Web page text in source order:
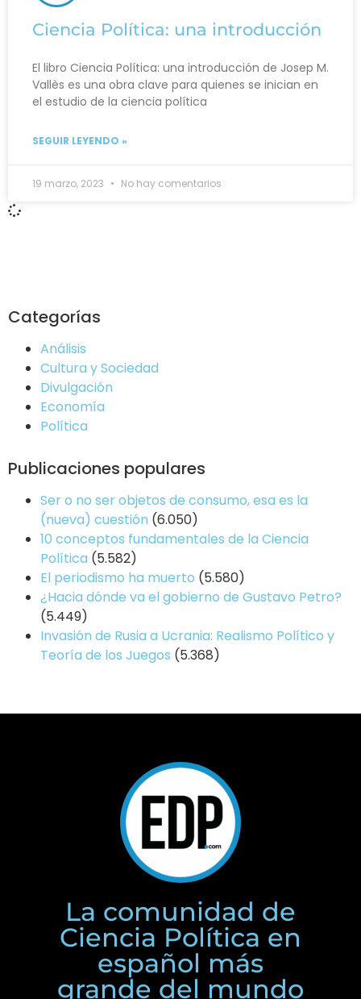
Ciencia Política: una introducción
El libro Ciencia Política: una introducción de Josep M.
Vallès es una obra clave para quienes se inician en
el estudio de la ciencia política
SEGUIR LEYENDO »
19 marzo, 2023 No hay comentarios
Categorías
Análisis
Cultura y Sociedad
Divulgación
Economía
Política
Publicaciones populares
Ser o no ser objetos de consumo, esa es la
(nueva) cuestión (6.050)
10 conceptos fundamentales de la Ciencia
Política (5.582)
El periodismo ha muerto (5.580)
¿Hacia dónde va el gobierno de Gustavo Petro?
(5.449)
Invasión de Rusia a Ucrania: Realismo Político y
Teoría de los Juegos (5.368)
La comunidad de
Ciencia Política en
español más
grande del mundo